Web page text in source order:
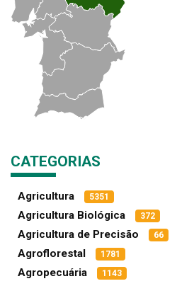
CATEGORIAS
Agricultura 5351
Agricultura Biológica 372
Agricultura de Precisão 66
Agroflorestal 1781
Agropecuária 1143